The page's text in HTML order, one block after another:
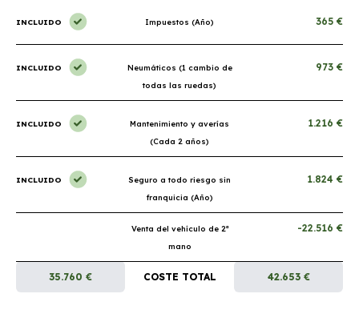
INCLUIDO Impuestos (Año) 365 €
INCLUIDO
Neumáticos (1 cambio de
todas las ruedas)
973 €
INCLUIDO
Mantenimiento y averías
(Cada 2 años)
1.216 €
INCLUIDO
Seguro a todo riesgo sin
franquicia (Año)
1.824 €
Venta del vehículo de 2ª
mano
-22.516 €
35.760 € COSTE TOTAL 42.653 €